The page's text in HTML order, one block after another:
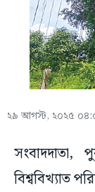
২৯ আগস্ট, ২০২৫
বিশ্ববিখ্যাত